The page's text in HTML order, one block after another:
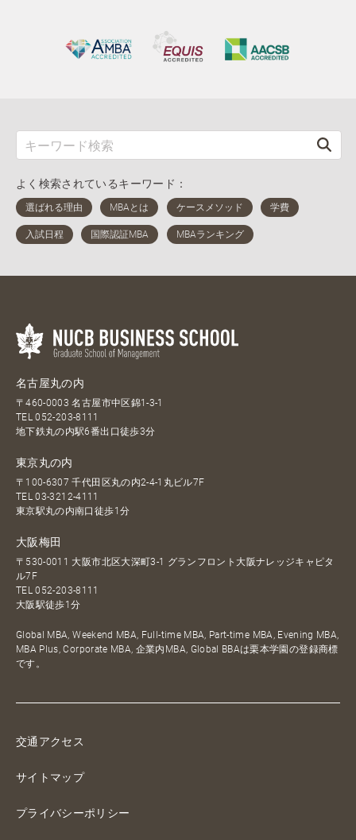
よく検索されているキーワード：
名古屋丸の内
〒460-0003 名古屋市中区錦1-3-1
TEL052-203-8111
地下鉄丸の内駅6番出口徒歩3分
東京丸の内
〒100-6307 千代田区丸の内2-4-1丸ビル7F
TEL03-3212-4111
東京駅丸の内南口徒歩1分
大阪梅田
〒530-0011 大阪市北区大深町3-1 グランフロント大阪ナレッジキャピタ
ル7F
TEL052-203-8111
大阪駅徒歩1分
Global MBA, Weekend MBA, Full-time MBA, Part-time MBA, Evening MBA,
MBA Plus, Corporate MBA, 企業内MBA, Global BBAは栗本学園の登録商標
です。
交通アクセス
サイトマップ
プライバシーポリシー